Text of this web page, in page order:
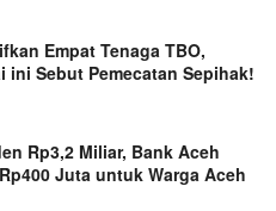
Empat Tenaga TBO,
ini Sebut Pemecatan Sepihak!
Rp3,2 Miliar, Bank Aceh
Juta untuk Warga Aceh